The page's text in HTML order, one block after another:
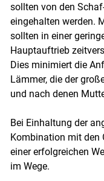
sollten von den
eingehalten werden.
sollten in einer
Hauptauftrieb
Dies minimiert die
Lämmer, die der
und nach denen
Bei Einhaltung der
Kombination mit den
einer erfolgreichen
im Wege.